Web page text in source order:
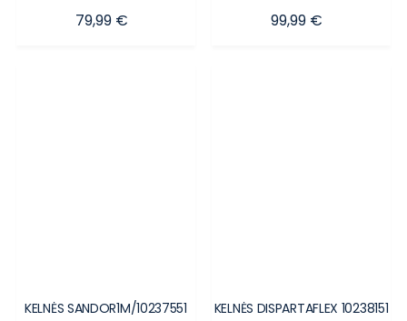
Kaina
79,99 € Kaina
99,99 €
KELNĖS SANDOR1M/10237551 KELNĖS DISPARTAFLEX 10238151